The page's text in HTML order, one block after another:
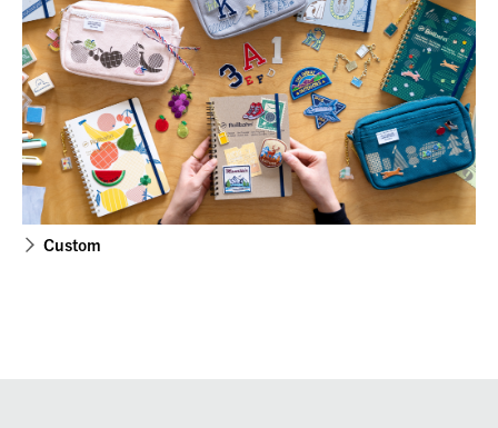
Custom